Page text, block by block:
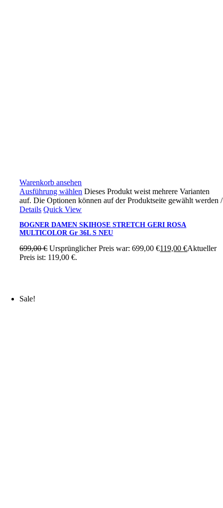
Warenkorb ansehen
Ausführung wählen Dieses Produkt weist mehrere Varianten
auf. Die Optionen können auf der Produktseite gewählt werden/
Details Quick View
BOGNER DAMEN SKIHOSE STRETCH GERI ROSA
MULTICOLOR Gr 36L S NEU
699,00€ Ursprünglicher Preis war: 699,00 €119,00€Aktueller
Preis ist: 119,00 €.
Sale!